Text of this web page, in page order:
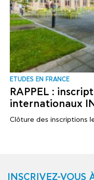
ΕTUDES EN FRANCE
RAPPEL :
internationaux
Clôture des inscriptions
INSCRIVEZ-VOUS